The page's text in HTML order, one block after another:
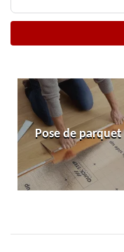
Pose de parquet